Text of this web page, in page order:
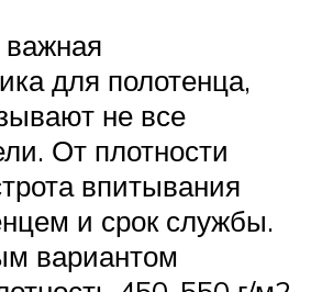
важная
для полотенца,
не все
От плотности
впитывания
и срок службы.
вариантом